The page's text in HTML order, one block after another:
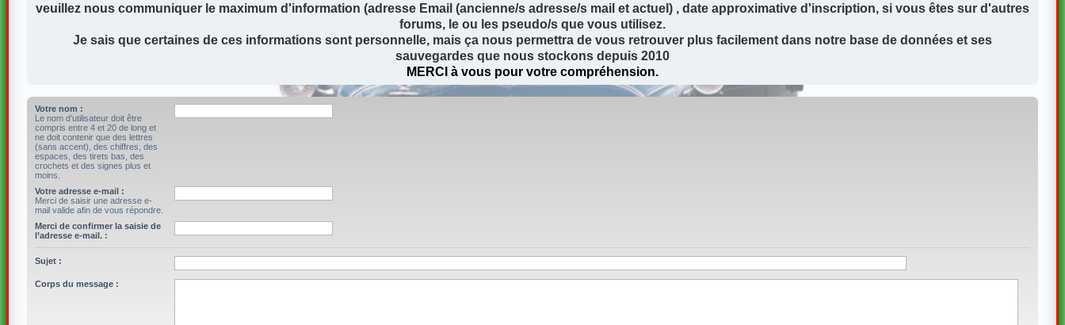
veuillez nous communiquer le maximum d'information (adresse Email (ancienne/s adresse/s mail et actuel) , date approximative d'inscription, si vous êtes sur d'autres
forums, le ou les pseudo/s que vous utilisez.
Je sais que certaines de ces informations sont personnelle, mais ça nous permettra de vous retrouver plus facilement dans notre base de données et ses
sauvegardes que nous stockons depuis 2010
MERCI à vous pour votre compréhension.
Votre nom :
Le nom d’utilisateur doit être
compris entre 4 et 20 de long et
ne doit contenir que des lettres
(sans accent), des chiffres, des
espaces, des tirets bas, des
crochets et des signes plus et
moins.
Votre adresse e-mail :
Merci de saisir une adresse e-
mail valide afin de vous répondre.
Merci de confirmer la saisie de
l’adresse e-mail. :
Sujet :
Corps du message :